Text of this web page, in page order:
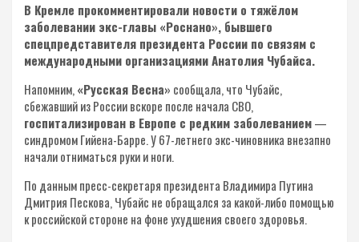
В Кремле прокомментировали новости о тяжёлом
заболевании экс-главы «Роснано», бывшего
спецпредставителя президента России по связям с
международными организациями Анатолия Чубайса.
Напомним, «Русская Весна» сообщала, что Чубайс,
сбежавший из России вскоре после начала СВО,
госпитализирован в Европе с редким заболеванием—
синдромом Гийена-Барре. У 67-летнего экс-чиновника внезапно
начали отниматься руки и ноги.
По данным пресс-секретаря президента Владимира Путина
Дмитрия Пескова, Чубайс не обращался за какой-либо помощью
к российской стороне на фоне ухудшения своего здоровья.